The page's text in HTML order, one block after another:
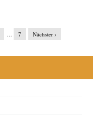
… 7 Nächster ›